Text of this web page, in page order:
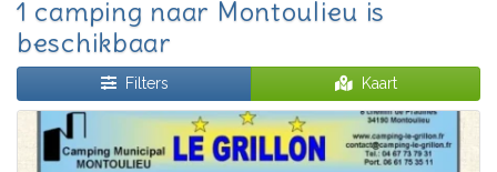
1 camping naar Montoulieu is
beschikbaar
Filters Kaart